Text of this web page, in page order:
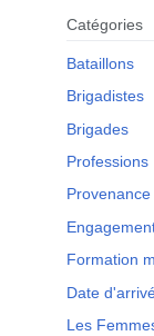
Catégories
Bataillons
Brigadistes
Brigades
Professions
Provenance
Formation
Date
Les